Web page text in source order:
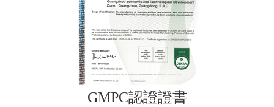
GMPC認證證書